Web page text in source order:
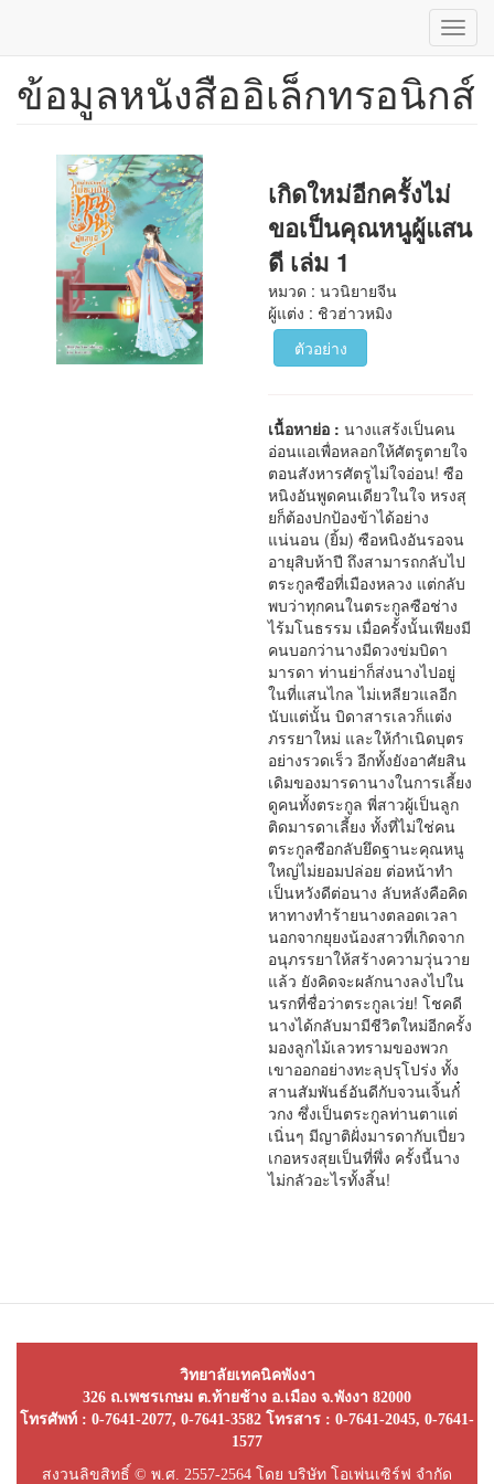
ข้าม
ข้อมูลหนังสืออิเล็กทรอนิกส์
เกิดใหม่อีกครั้งไม่
ขอเป็นคุณหนูผู้แสน
ดี เล่ม 1
หมวด : นวนิยายจีน
ผู้แต่ง : ชิวฮ่าวหมิง
ตัวอย่าง
เนื้อหาย่อ :นางแสร้งเป็นคน
อ่อนแอเพื่อหลอกให้ศัตรูตายใจ
ตอนสังหารศัตรูไม่ใจอ่อน! ซือ
หนิงอันพูดคนเดียวในใจ หรงสุ
ยก็ต้องปกป้องข้าได้อย่าง
แน่นอน (ยิ้ม) ซือหนิงอันรอจน
อายุสิบห้าปี ถึงสามารถกลับไป
ตระกูลซือที่เมืองหลวง แต่กลับ
พบว่าทุกคนในตระกูลซือช่าง
ไร้มโนธรรม เมื่อครั้งนั้นเพียงมี
คนบอกว่านางมีดวงข่มบิดา
มารดา ท่านย่าก็ส่งนางไปอยู่
ในที่แสนไกล ไม่เหลียวแลอีก
นับแต่นั้น บิดาสารเลวก็แต่ง
ภรรยาใหม่ และให้กำเนิดบุตร
อย่างรวดเร็ว อีกทั้งยังอาศัยสิน
เดิมของมารดานางในการเลี้ยง
ดูคนทั้งตระกูล พี่สาวผู้เป็นลูก
ติดมารดาเลี้ยง ทั้งที่ไม่ใช่คน
ตระกูลซือกลับยึดฐานะคุณหนู
ใหญ่ไม่ยอมปล่อย ต่อหน้าทำ
เป็นหวังดีต่อนาง ลับหลังคือคิด
หาทางทำร้ายนางตลอดเวลา
นอกจากยุยงน้องสาวที่เกิดจาก
อนุภรรยาให้สร้างความวุ่นวาย
แล้ว ยังคิดจะผลักนางลงไปใน
นรกที่ชื่อว่าตระกูลเว่ย! โชคดี
นางได้กลับมามีชีวิตใหม่อีกครั้ง
มองลูกไม้เลวทรามของพวก
เขาออกอย่างทะลุปรุโปร่ง ทั้ง
สานสัมพันธ์อันดีกับจวนเจิ้นกั๋
วกง ซึ่งเป็นตระกูลท่านตาแต่
เนิ่นๆ มีญาติฝั่งมารดากับเปี่ยว
เกอหรงสุยเป็นที่พึ่ง ครั้งนี้นาง
ไม่กลัวอะไรทั้งสิ้น!
วิทยาลัยเทคนิคพังงา
326 ถ.เพชรเกษม ต.ท้ายช้าง อ.เมือง จ.พังงา 82000
โทรศัพท์ : 0-7641-2077, 0-7641-3582 โทรสาร : 0-7641-2045, 0-7641-
1577
สงวนลิขสิทธิ์ © พ.ศ. 2557-2564 โดย บริษัท โอเพ่นเซิร์ฟ จำกัด